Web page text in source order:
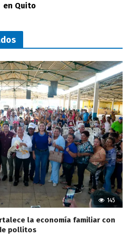
en Quito
145
la economía familiar con
pollitos